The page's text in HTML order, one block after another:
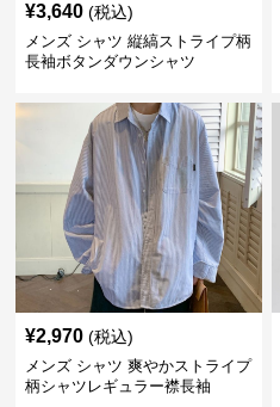
¥3,640 (税込)
メンズ シャツ 縦縞ストライプ柄
長袖ボタンダウンシャツ
¥2,970 (税込)
メンズ シャツ 爽やかストライプ
柄シャツレギュラー襟長袖